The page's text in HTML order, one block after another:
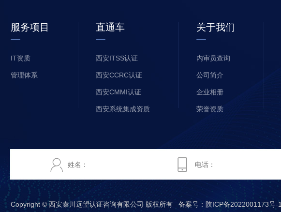
服务项目
IT资质
管理体系
直通车
西安ITSS认证
西安CCRC认证
西安CMMI认证
西安系统集成资质
关于我们
内审员查询
公司简介
企业相册
荣誉资质
Copyright © 西安秦川远望认证咨询有限公司 版权所有 备案号： 陕ICP备2022001173号-1